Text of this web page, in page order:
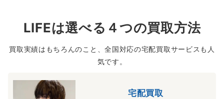
LIFEは選べる４つの買取方法
買取実績はもちろんのこと、全国対応の宅配買取サービスも人
気です。
宅配買取